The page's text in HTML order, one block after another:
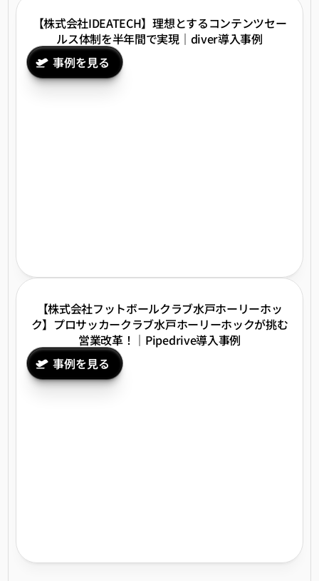
【株式会社IDEATECH】理想とするコンテンツセー
ルス体制を半年間で実現｜diver導入事例
事例を見る
【株式会社フットボールクラブ水戸ホーリーホッ
ク】プロサッカークラブ水戸ホーリーホックが挑む
営業改革！｜Pipedrive導入事例
事例を見る